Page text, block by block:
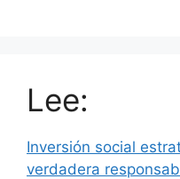
Lee:
Inversión social
verdadera